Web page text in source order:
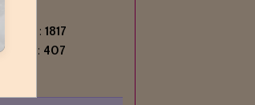
pages :1817
: 407